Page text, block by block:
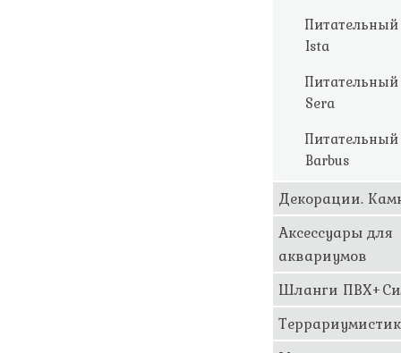
Питательный
Ista
Питательный
Sera
Питательный
Barbus
Декорации.
Аксессуары для
аквариумов
Шланги